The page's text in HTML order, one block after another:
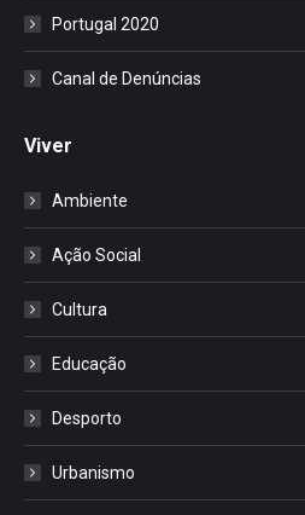
Portugal 2020
Canal de Denúncias
Viver
Ambiente
Ação Social
Cultura
Educação
Desporto
Urbanismo